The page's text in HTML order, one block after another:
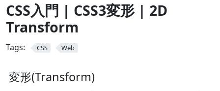
CSS入門 | CSS3変形 | 2D
Transform
Tags: CSS Web
変形(Transform)